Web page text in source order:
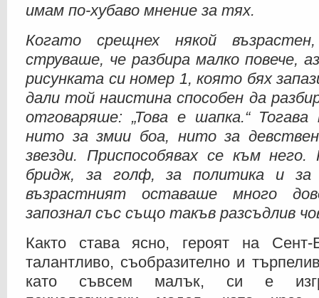
имам по-хубаво мнение за тях.
Когато срещнех някой
струваше, че разбира малко повече,
рисунката си номер 1, която бях
дали той наистина способен да
отговаряше: „Това е шапка.“ Тогава
нито за змии боа, нито за
звезди. Приспособявах се към него.
бридж, за голф, за политика и за
възрастният оставаше много
запознал със също такъв разсъдлив
Както става ясно, героят на
талантливо, съобразително и
като съвсем малък, си е